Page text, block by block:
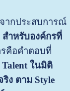
ากประสบการณ์
สำหรับองค์กรที่
คือคำตอบที่
Talent ในมิติ
ง ตาม Style